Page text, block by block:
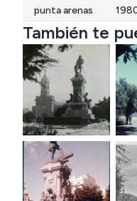
punta arenas
También te